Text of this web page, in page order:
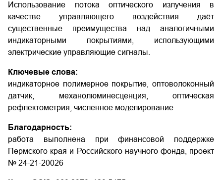
Использование потока оптического излучения в
качестве управляющего воздействия даёт
существенные преимущества над аналогичными
индикаторными покрытиями, использующими
электрические управляющие сигналы.
Ключевые слова:
индикаторное полимерное покрытие, оптоволоконный
датчик, механолюминесценция, оптическая
рефлектометрия, численное моделирование
Благодарность:
работа выполнена при финансовой поддержке
Пермского края и Российского научного фонда, проект
№ 24-21-20026